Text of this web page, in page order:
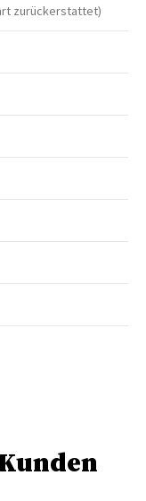
zurückerstattet)